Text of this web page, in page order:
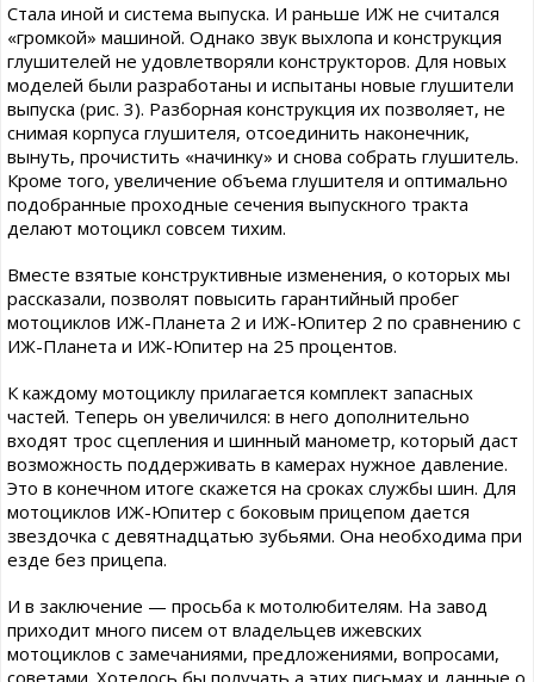
Стала иной и система выпуска. И раньше ИЖ не считался
«громкой» машиной. Однако звук выхлопа и конструкция
глушителей не удовлетворяли конструкторов. Для новых
моделей были разработаны и испытаны новые глушители
выпуска (рис. 3). Разборная конструкция их позволяет, не
снимая корпуса глушителя, отсоединить наконечник,
вынуть, прочистить «начинку» и снова собрать глушитель.
Кроме того, увеличение объема глушителя и оптимально
подобранные проходные сечения выпускного тракта
делают мотоцикл совсем тихим.
Вместе взятые конструктивные изменения, о которых мы
рассказали, позволят повысить гарантийный пробег
мотоциклов ИЖ-Планета 2 и ИЖ-Юпитер 2 по сравнению с
ИЖ-Планета и ИЖ-Юпитер на 25 процентов.
К каждому мотоциклу прилагается комплект запасных
частей. Теперь он увеличился: в него дополнительно
входят трос сцепления и шинный манометр, который даст
возможность поддерживать в камерах нужное давление.
Это в конечном итоге скажется на сроках службы шин. Для
мотоциклов ИЖ-Юпитер с боковым прицепом дается
звездочка с девятнадцатью зубьями. Она необходима при
езде без прицепа.
И в заключение — просьба к мотолюбителям. На завод
приходит много писем от владельцев ижевских
мотоциклов с замечаниями, предложениями, вопросами,